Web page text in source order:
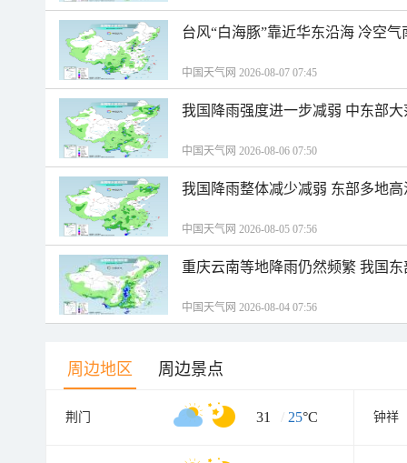
台风“白海豚”靠近华东沿海 冷空
中国天气网 2026-08-07 07:45
我国降雨强度进一步减弱 中东部
中国天气网 2026-08-06 07:50
我国降雨整体减少减弱 东部多地
中国天气网 2026-08-05 07:56
重庆云南等地降雨仍然频繁 我国
中国天气网 2026-08-04 07:56
周边地区 周边景点
荆门 31 / 25°C 钟祥